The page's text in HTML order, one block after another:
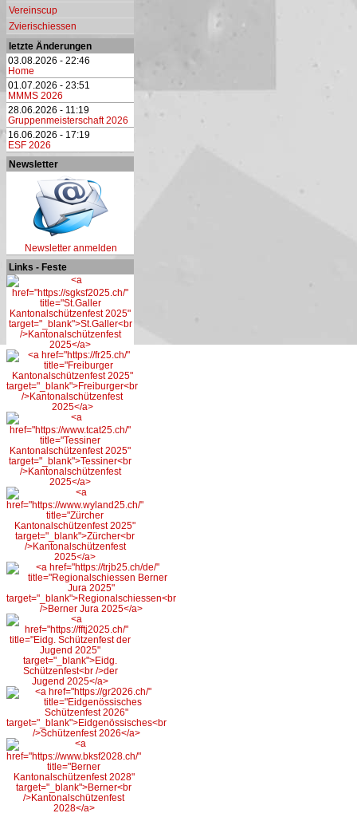
Vereinscup
Zvierischiessen
letzte Änderungen
03.08.2026 - 22:46
Home
01.07.2026 - 23:51
MMMS 2026
28.06.2026 - 11:19
Gruppenmeisterschaft 2026
16.06.2026 - 17:19
ESF 2026
Newsletter
Newsletter anmelden
Links - Feste